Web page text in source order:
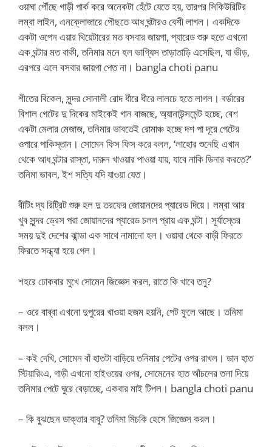
ওয়াঘা পৌঁছে গাড়ী পার্ক করে অনেকটা হেঁটে যেতে হয়, তারপর সিকিউরিটির
লম্বা লাইন, এনক্লোজারে পৌছতে আধ ঘন্টারও বেশী লাগল। একদিকে
একটা ওপেন এয়ার থিয়েটারের মত বসবার জায়গা, প্যারেড শুরু হতে এখনো
এক ঘন্টার মত বাকী, তনিমার মনে হল ভাগ্যিস তাড়াতাড়ি এসেছিল, যা ভীড়,
এরপরে এলে বসবার জায়গা পেত না। bangla choti panu
শীতের বিকেল, সুন্দর সোনালী রোদ ধীরে ধীরে লালচে হতে লাগল। বর্ডারের
বিশাল গেটের দু দিকের মাইকেই গান বাজছে, অ্যানাউন্সমেন্ট হচ্ছে, বেশ
একটা মেলার মেজাজ, তনিমার ভাবতেই রোমাঞ্চ হচ্ছে দশ পা দূরে গেটের
ওপারে পাকিস্তান। সোমেন ফিস ফিস করে বলল, ‘লাহোর শুনেছি এখান
থেকে আধ ঘন্টার রাস্তা, দারুন খাওয়ার পাওয়া যায়, যাবে নাকি ডিনার করতে?’
তনিমা ভাবল, ইশ সত্যি যদি যাওয়া যেত।
বীটিং দ্য রিট্রিট শুরু হল দু তরফের জোয়ানদের প্যারেড দিয়ে। লম্বা আর
খুব সুন্দর ড্রেস পরা জোয়ানদের প্যারেড চলল প্রায় এক ঘন্টা। সূর্যাস্তের
সময় দুই দেশের ঝান্ডা এক সাথে নামানো হল। ওয়াঘা থেকে বাড়ী ফিরতে
ফিরতে সন্ধ্যা হয়ে গেল।
শহরে ঢোকবার মুখে সোমেন জিজ্ঞেস করল, রাতে কি খাবে তনু?
– ওরে বাব্বা এখনো দুপুরের খাওয়া হজম হয়নি, পেট ফুলে আছে। তনিমা
বলল।
– কই দেখি, সোমেন বাঁ হাতটা বাড়িয়ে তনিমার পেটের ওপর রাখল। ডান হাত
স্টিয়ারিংএ, গাড়ী এখনো হাইওয়ের ওপর, সোমেনের হাত আঁচলের তলা দিয়ে
তনিমার পেটে ঘুরে বেড়াচ্ছে, একবার মাই টিপল। bangla choti panu
– কি বুঝছেন ডাক্তার বাবু? তনিমা মিচকি হেসে জিজ্ঞেস করল।